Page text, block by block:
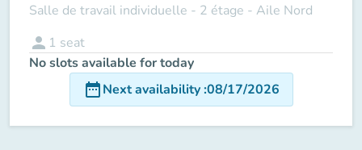
Salle de travail individuelle - 2 étage - Aile Nord
person 1 seat
No slots available for today
date_rangeNext availability:08/17/2026